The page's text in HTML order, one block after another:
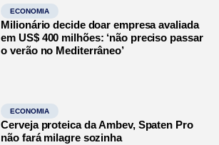
ECONOMIA
Milionário decide doar empresa avaliada
em US$ 400 milhões: ‘não preciso passar
o verão no Mediterrâneo’
ECONOMIA
Cerveja proteica da Ambev, Spaten Pro
não fará milagre sozinha